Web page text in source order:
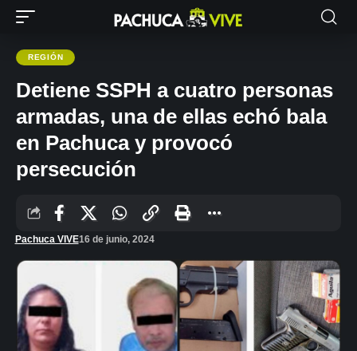
REGIÓN
Detiene SSPH a cuatro personas
armadas, una de ellas echó bala
en Pachuca y provocó
persecución
Pachuca VIVE16 de junio, 2024